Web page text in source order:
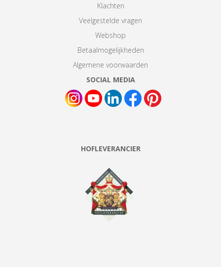
Klachten
Veelgestelde vragen
Webshop
Betaalmogelijkheden
Algemene voorwaarden
SOCIAL MEDIA
HOFLEVERANCIER